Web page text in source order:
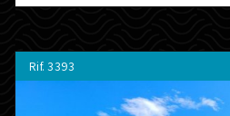
Rif.3393